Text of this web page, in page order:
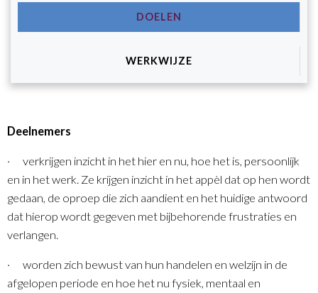
DOELEN
WERKWIJZE
Deelnemers
· verkrijgen inzicht in het hier en nu, hoe het is, persoonlijk
en in het werk. Ze krijgen inzicht in het appèl dat op hen wordt
gedaan, de oproep die zich aandient en het huidige antwoord
dat hierop wordt gegeven met bijbehorende frustraties en
verlangen.
· worden zich bewust van hun handelen en welzijn in de
afgelopen periode en hoe het nu fysiek, mentaal en